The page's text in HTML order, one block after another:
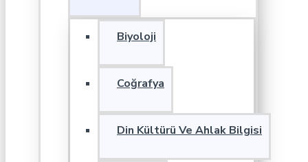
Biyoloji
Coğrafya
Din Kültürü Ve Ahlak Bilgisi